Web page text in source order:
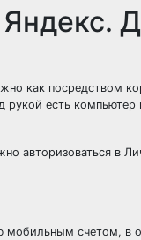
как посредством
рукой есть
авторизоваться в
счетом, в